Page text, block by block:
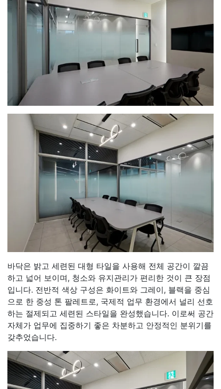
바닥은 밝고 세련된 대형 타일을 사용해 전체 공간이 깔끔
하고 넓어 보이며, 청소와 유지관리가 편리한 것이 큰 장점
입니다. 전반적 색상 구성은 화이트와 그레이, 블랙을 중심
으로 한 중성 톤 팔레트로, 국제적 업무 환경에서 널리 선호
하는 절제되고 세련된 스타일을 완성했습니다. 이로써 공간
자체가 업무에 집중하기 좋은 차분하고 안정적인 분위기를
갖추었습니다.